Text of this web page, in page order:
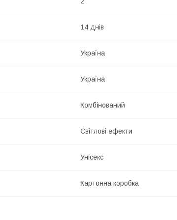
14 днів
Україна
Україна
Комбінований
Світлові ефекти
Унісекс
Картонна коробка